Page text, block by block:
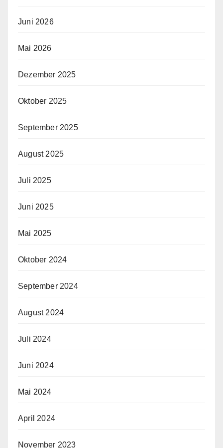
Juni 2026
Mai 2026
Dezember 2025
Oktober 2025
September 2025
August 2025
Juli 2025
Juni 2025
Mai 2025
Oktober 2024
September 2024
August 2024
Juli 2024
Juni 2024
Mai 2024
April 2024
November 2023